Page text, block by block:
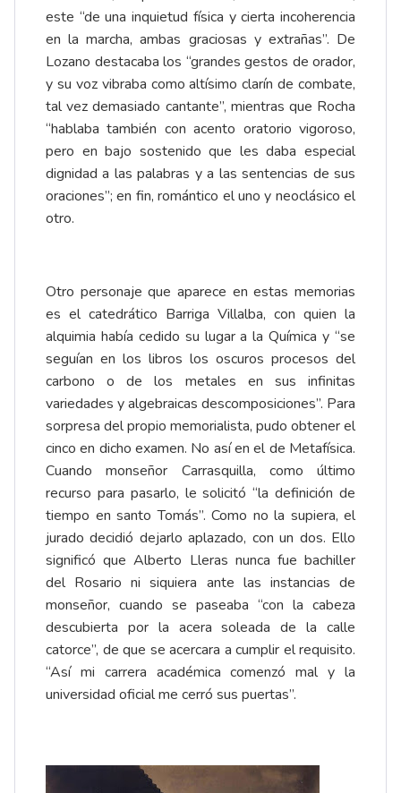
este “de una inquietud física y cierta incoherencia
en la marcha, ambas graciosas y extrañas”. De
Lozano destacaba los “grandes gestos de orador,
y su voz vibraba como altísimo clarín de combate,
tal vez demasiado cantante”, mientras que Rocha
“hablaba también con acento oratorio vigoroso,
pero en bajo sostenido que les daba especial
dignidad a las palabras y a las sentencias de sus
oraciones”; en fin, romántico el uno y neoclásico el
otro.
Otro personaje que aparece en estas memorias
es el catedrático Barriga Villalba, con quien la
alquimia había cedido su lugar a la Química y “se
seguían en los libros los oscuros procesos del
carbono o de los metales en sus infinitas
variedades y algebraicas descomposiciones”. Para
sorpresa del propio memorialista, pudo obtener el
cinco en dicho examen. No así en el de Metafísica.
Cuando monseñor Carrasquilla, como último
recurso para pasarlo, le solicitó “la definición de
tiempo en santo Tomás”. Como no la supiera, el
jurado decidió dejarlo aplazado, con un dos. Ello
significó que Alberto Lleras nunca fue bachiller
del Rosario ni siquiera ante las instancias de
monseñor, cuando se paseaba “con la cabeza
descubierta por la acera soleada de la calle
catorce”, de que se acercara a cumplir el requisito.
“Así mi carrera académica comenzó mal y la
universidad oficial me cerró sus puertas”.